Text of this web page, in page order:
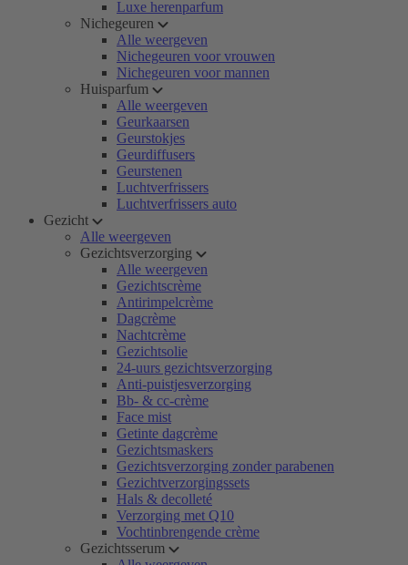
Luxe herenparfum
Nichegeuren
Alle weergeven
Nichegeuren voor vrouwen
Nichegeuren voor mannen
Huisparfum
Alle weergeven
Geurkaarsen
Geurstokjes
Geurdiffusers
Geurstenen
Luchtverfrissers
Luchtverfrissers auto
Gezicht
Alle weergeven
Gezichtsverzorging
Alle weergeven
Gezichtscrème
Antirimpelcrème
Dagcrème
Nachtcrème
Gezichtsolie
24-uurs gezichtsverzorging
Anti-puistjesverzorging
Bb- & cc-crème
Face mist
Getinte dagcrème
Gezichtsmaskers
Gezichtsverzorging zonder parabenen
Gezichtverzorgingssets
Hals & decolleté
Verzorging met Q10
Vochtinbrengende crème
Gezichtsserum